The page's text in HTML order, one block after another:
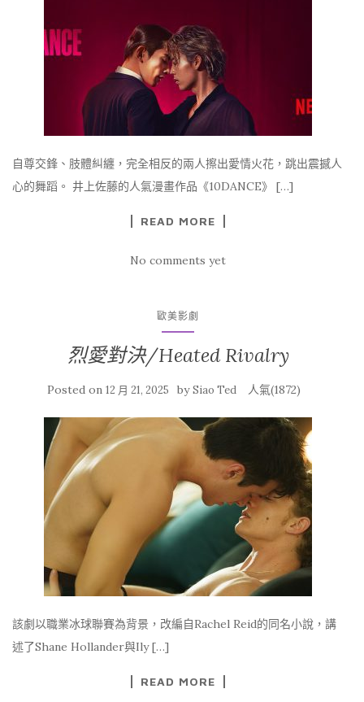
自尊交鋒、肢體糾纏，完全相反的兩人擦出愛情火花，跳出震撼人
心的舞蹈。 井上佐藤的人氣漫畫作品《10DANCE》 […]
READ MORE
No comments yet
歐美影劇
烈愛對決/Heated Rivalry
Posted on 12 月 21, 2025 bySiao Ted 人氣(1872)
該劇以職業冰球聯賽為背景，改編自Rachel Reid的同名小說，講
述了Shane Hollander與Ily […]
READ MORE